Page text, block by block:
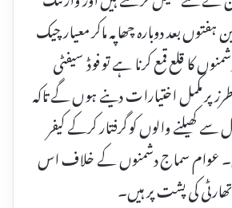
بعد دوبارہ چھاپہ ماکر معیار چیک
کا قلع قمع کرنا ہے تو فوڈ سیفٹی
پر مکمل اختیارات دینے ہوں گے تاکہ
کھیلنے والوں کو گرفتار کرکے کیفر
عوام سماج دشمنوں کے خلاف اس
کی پشت پر ہیں۔